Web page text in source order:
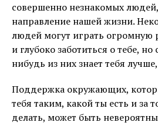
совершенно незнакомых
направление нашей жизни.
людей могут играть огромную
и глубоко заботиться о тебе,
нибудь из них знает тебя
Поддержка окружающих,
тебя таким, какой ты есть и за
делать, может быть